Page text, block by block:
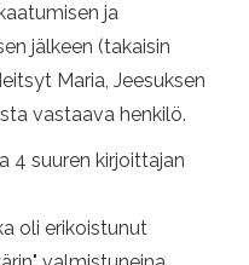
ja
jälkeen (takaisin
Maria, Jeesuksen
vastaava henkilö.
4 suuren kirjoittajan
oli erikoistunut